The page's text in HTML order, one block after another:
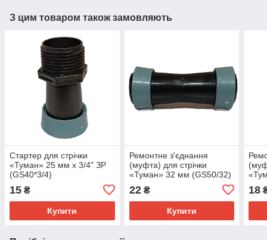
З цим товаром також замовляють
Стартер для стрічки
«Туман» 25 мм х 3/4" ЗР
(GS40*3/4)
15 ₴
Купити
Ремонтне з'єднання
(муфта) для стрічки
«Туман» 32 мм (GS50/32)
22₴
Купити
18